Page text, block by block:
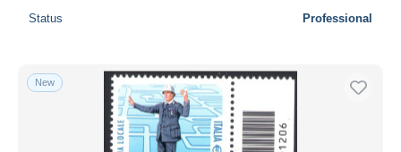
Status Professional
New